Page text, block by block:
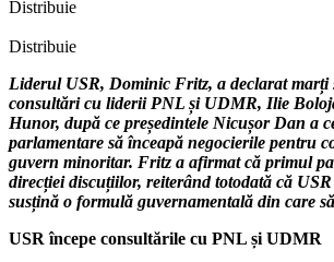
Distribuie
Distribuie
Liderul USR, Dominic Fritz, a declarat marți
consultări cu liderii PNL și UDMR, Ilie
Hunor, după ce președintele Nicușor Dan a
parlamentare să înceapă negocierile pentru
guvern minoritar. Fritz a afirmat că primul
direcției discuțiilor, reiterând totodată că USR
susțină o formulă guvernamentală din care
USR începe consultările cu PNL și UDMR